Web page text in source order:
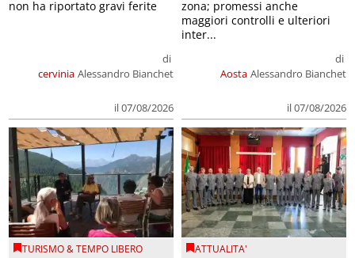
cervinia
di
Alessandro Bianchet
il 07/08/2026
non ha riportato gravi ferite
Aosta
di
Alessandro Bianchet
il 07/08/2026
zona; promessi anche
maggiori controlli e ulteriori
inter...
TURISMO & TEMPO LIBERO ATTUALITA'